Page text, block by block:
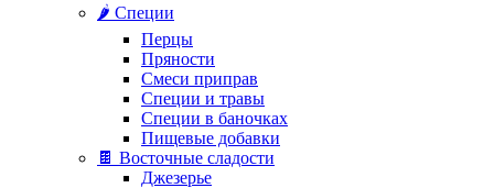
🌶️ Специи
Перцы
Пряности
Смеси приправ
Специи и травы
Специи в баночках
Пищевые добавки
🍫 Восточные сладости
Джезерье